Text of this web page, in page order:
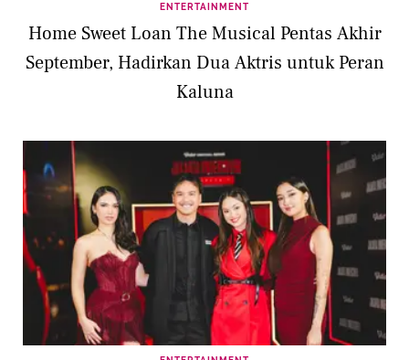
ENTERTAINMENT
Home Sweet Loan The Musical Pentas Akhir
September, Hadirkan Dua Aktris untuk Peran
Kaluna